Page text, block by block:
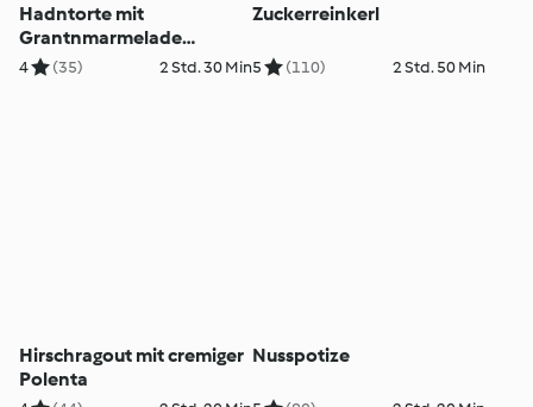
Hadntorte mit
Grantnmarmelade
(Buchweizen-Nusstorte
4 (35) 2 Std. 30 Min
Zuckerreinkerl
5 (110) 2 Std. 50 Min
Hirschragout mit cremiger
Polenta
Nusspotize